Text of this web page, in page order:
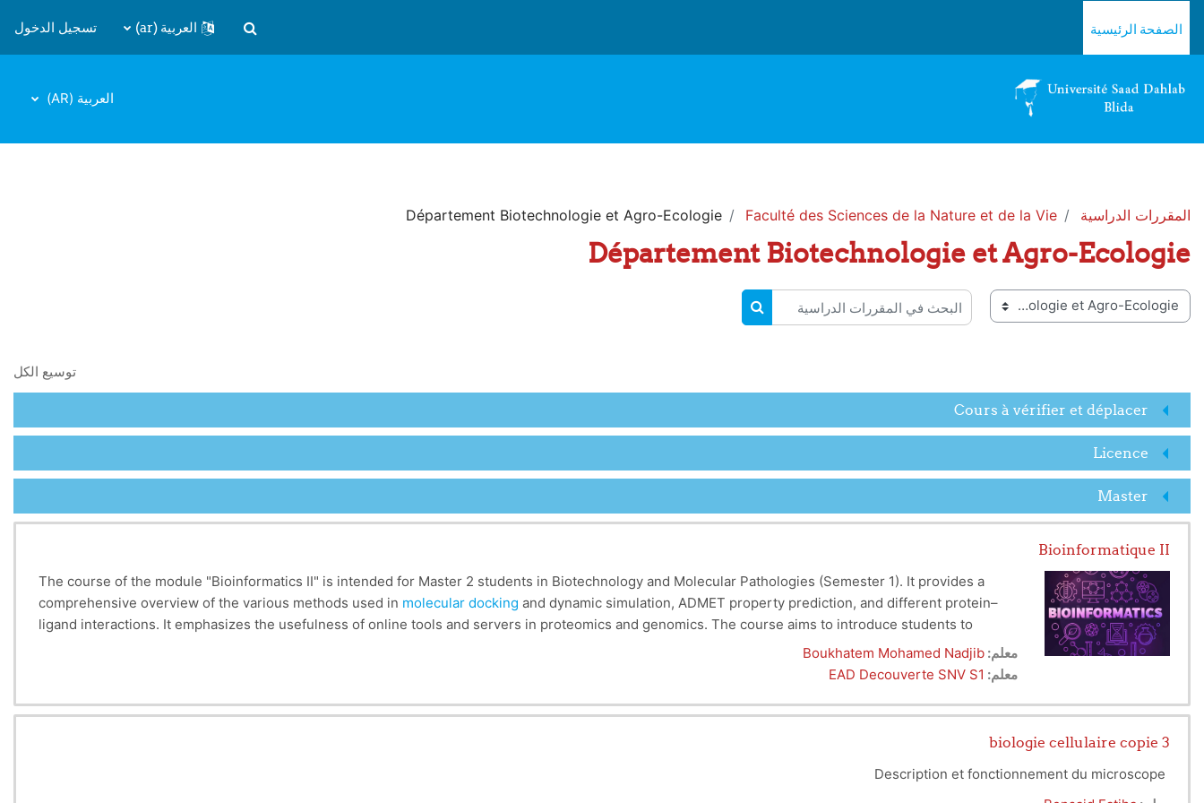
الصفحة الرئيسية
تبديل إدخال البحث
العربية ‎(ar)‎ تسجيل الدخول
العربية ‎(AR)‎
المقررات الدراسية Faculté des Sciences de la Nature et de la Vie
Département Biotechnologie et Agro-Ecologie
Département Biotechnologie et Agro-Ecologie
المقررات
البحث في المقررات الدراسية
البحث في المقررات الدراسية
توسيع الكل
Cours à vérifier et déplacer
Licence
Master
Bioinformatique II
The course of the module "Bioinformatics II" is intended for Master 2 students in Biotechnology and Molecular Pathologies (Semester 1). It provides a
comprehensive overview of the various methods used in molecular docking and dynamic simulation, ADMET property prediction, and different protein–
ligand interactions. It emphasizes the usefulness of online tools and servers in proteomics and genomics. The course aims to introduce students to
prediction of three-dimensional protein structures , and the alignment ofمعلم: Boukhatem Mohamed Nadjib
معلم: EAD Decouverte SNV S1
biologie cellulaire copie 3
Description et fonctionnement du microscope